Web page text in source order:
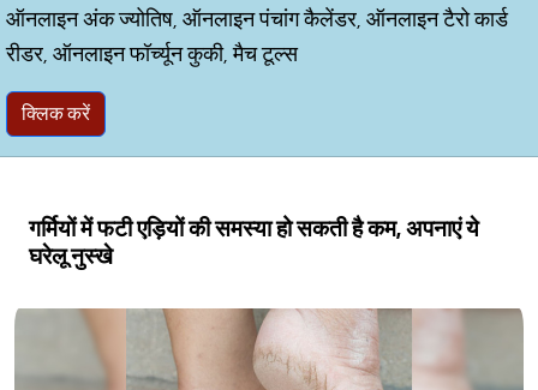
ऑनलाइन अंक ज्योतिष, ऑनलाइन पंचांग कैलेंडर, ऑनलाइन टैरो कार्ड
रीडर, ऑनलाइन फॉर्च्यून कुकी, मैच टूल्स
क्लिक करें
गर्मियों में फटी एड़ियों की समस्या हो सकती है कम, अपनाएं ये
घरेलू नुस्खे